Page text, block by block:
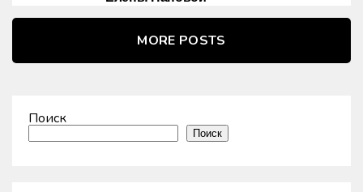
MORE POSTS
Поиск
Поиск